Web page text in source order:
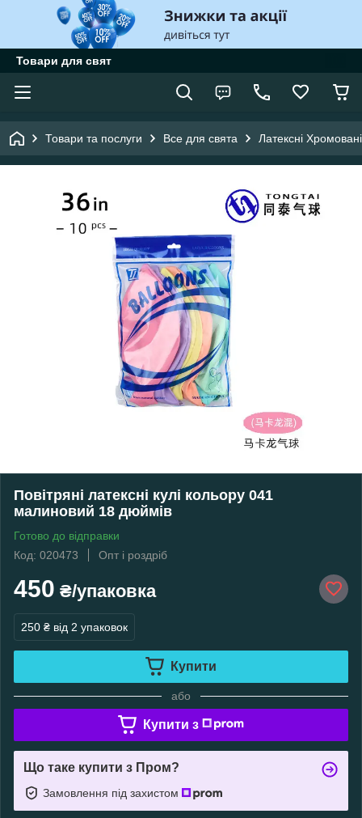
Товари для свят
Товари та послуги Все для свята Латексні Хромовані
Повітряні латексні кулі кольору 041
малиновий 18 дюймів
Готово до відправки
Код: 020473
Опт і роздріб
450 ₴/упаковка
250 ₴ від 2 упаковок
Купити
або
Купити з
Що таке купити з Пром?
Замовлення під захистом